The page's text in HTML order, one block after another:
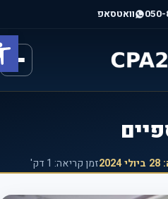
פתח
וואטסאפ
2024 זמן קריאה: 1 דק'